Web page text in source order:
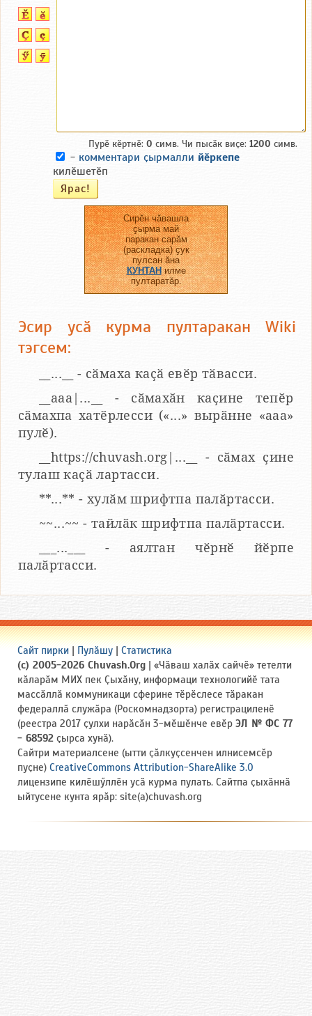
Пурӗ кӗртнӗ: 0 симв. Чи пысӑк виҫе: 1200 симв.
- комментари ҫырмалли йӗркепе
килӗшетӗп
Сирӗн чӑвашла
ҫырма май
паракан сарӑм
(раскладка) ҫук
пулсан ӑна
КУНТАНилме
пултаратӑр.
Эсир усӑ курма пултаракан Wiki
тэгсем:
__...__ - сӑмаха каҫӑ евӗр тӑвасси.
__aaa|...__ - сӑмахӑн каҫине тепӗр
сӑмахпа хатӗрлесси («...» вырӑнне «ааа»
пулӗ).
__https://chuvash.org|...__ - сӑмах ҫине
тулаш каҫӑ лартасси.
**...** - хулӑм шрифтпа палӑртасси.
~~...~~ - тайлӑк шрифтпа палӑртасси.
___...___ - аялтан чӗрнӗ йӗрпе
палӑртасси.
Сайт пирки | Пулӑшу | Статистика
(c) 2005-2026 Chuvash.Org | «Чӑваш халӑх сайчӗ» тетелти
кӑларӑм МИХ пек Ҫыхӑну, информаци технологийӗ тата
массӑллӑ коммуникаци сферине тӗрӗслесе тӑракан
федераллӑ служӑра (Роскомнадзорта) регистрациленӗ
(реестра 2017 ҫулхи нарӑсӑн 3-мӗшӗнче евӗр ЭЛ № ФС 77
- 68592 ҫырса хунӑ).
Сайтри материалсене (ытти ҫӑлкуҫсенчен илнисемсӗр
пуҫне) CreativeCommons Attribution-ShareAlike 3.0
лицензипе килӗшӳллӗн усӑ курма пулать. Сайтпа ҫыхӑннӑ
ыйтусене кунта ярӑр: site(a)chuvash.org